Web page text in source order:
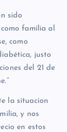
sido
familia al
como
justo
del 21 de
la situacion
y nos
en estos